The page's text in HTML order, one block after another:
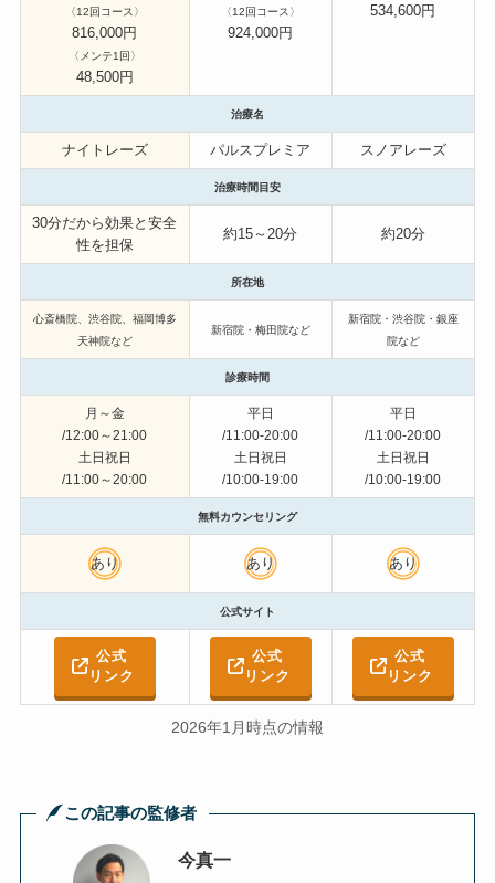
〈12回コース〉
816,000円
〈メンテ1回〉
48,500円
〈12回コース〉
924,000円
534,600円
治療名
ナイトレーズ パルスプレミア スノアレーズ
治療時間目安
30分だから効果と安全
性を担保
約15～20分 約20分
所在地
心斎橋院、渋谷院、福岡博多
天神院など
新宿院・梅田院など
新宿院・渋谷院・銀座
院など
診療時間
月～金
/12:00～21:00
土日祝日
/11:00～20:00
平日
/11:00-20:00
土日祝日
/10:00-19:00
平日
/11:00-20:00
土日祝日
/10:00-19:00
無料カウンセリング
あり あり あり
公式サイト
公式
リンク
公式
リンク
公式
リンク
2026年1月時点の情報
この記事の監修者
今真一